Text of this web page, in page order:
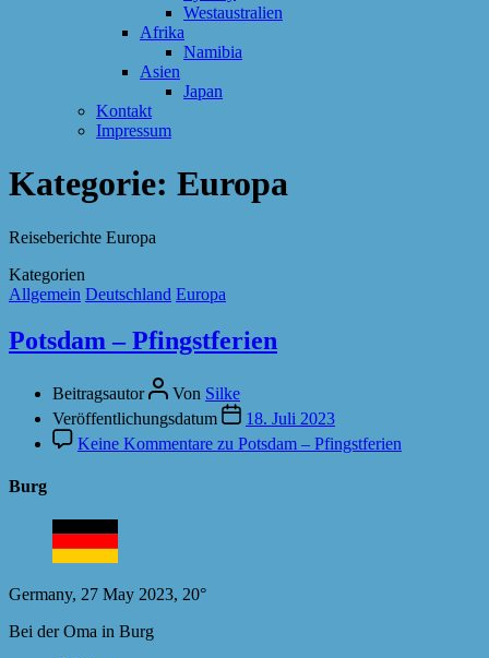
Westaustralien
Afrika
Namibia
Asien
Japan
Kontakt
Impressum
Kategorie: Europa
Reiseberichte Europa
Kategorien
Allgemein Deutschland Europa
Potsdam – Pfingstferien
Beitragsautor Von Silke
Veröffentlichungsdatum
18. Juli 2023
Keine Kommentare zu Potsdam – Pfingstferien
Burg
Germany, 27 May 2023, 20°
Bei der Oma in Burg